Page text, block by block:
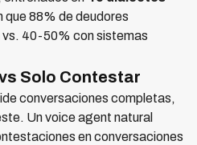
que 88% de deudores
40-50% con sistemas
Solo Contestar
conversaciones completas,
Un voice agent natural
en conversaciones